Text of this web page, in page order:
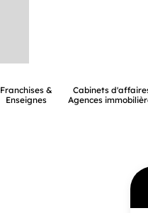
Franchises &
Enseignes
Cabinets
Agences